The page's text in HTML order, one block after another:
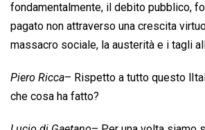
fondamentalmente, il debito pubblico,
pagato non attraverso una crescita
massacro sociale, la austerità e i tagli
Piero Ricca– Rispetto a tutto questo
che cosa ha fatto?